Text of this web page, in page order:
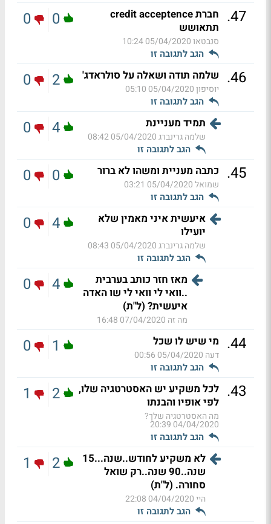
47
.
חברת credit acceptence
תתאושש
סנבטאו05/04/2020 10:24
הגב לתגובה זו
0
0
46
. שלמה תודה ושאלה על סולראדג'
יוסיפון05/04/2020 05:10
הגב לתגובה זו
2
0
תמיד מעניינת
שלמה גרינברג05/04/2020 08:42
הגב לתגובה זו
4
0
45
. כתבה מעניית ומשהו לא ברור
שמואל05/04/2020 03:21
הגב לתגובה זו
0
0
איעשית איני מאמין שלא
יועילו
שלמה גרינברג05/04/2020 08:43
הגב לתגובה זו
4
0
מאז חזר כותב בערבית
..וואי לי וואי לי שו האדה
איעשית? (ל"ת)
מה זה 07/04/2020 16:48
4
0
44
. מי שיש לו שכל
דעה 05/04/2020 00:56
הגב לתגובה זו
1
0
43
. לכל משקיע יש האסטרטגיה שלו,
לפי אופיו והבנתו
מה האסטרטגיה שלך?
04/04/2020 20:39
הגב לתגובה זו
2
1
לא משקיע לחודש..שנה...15
שנה..90 שנה..רק שואל
סחורה. (ל"ת)
היי04/04/2020 22:08
הגב לתגובה זו
2
1